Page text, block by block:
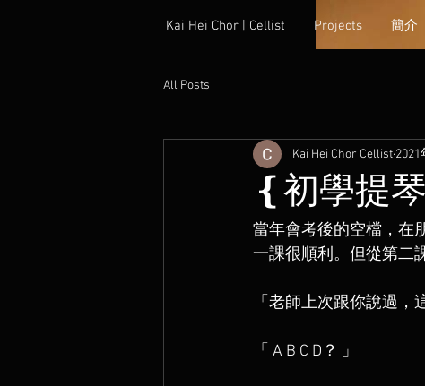
Kai Hei Chor | Cellist Projects 簡介
All Posts
❴初學提
Kai Hei Chor Cellist 2021
當年會考後的空檔，在
一課很順利。但從第二
「老師上次跟你說過，
「 A B C D？ 」